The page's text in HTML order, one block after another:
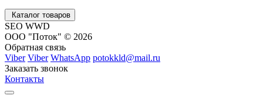
Каталог товаров
SEO WWD
ООО "Поток" © 2026
Обратная связь
Viber Viber WhatsApp potokkld@mail.ru
Заказать звонок
Контакты